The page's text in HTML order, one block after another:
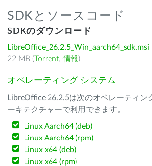
SDKとソースコード
SDKのダウンロード
LibreOffice_26.2.5_Win_aarch64_sdk.msi
22 MB (Torrent,情報)
オペレーティング システム
LibreOffice 26.2.5は次のオペレーティン
ーキテクチャーで利用できます。
Linux Aarch64 (deb)
Linux Aarch64 (rpm)
Linux x64 (deb)
Linux x64 (rpm)